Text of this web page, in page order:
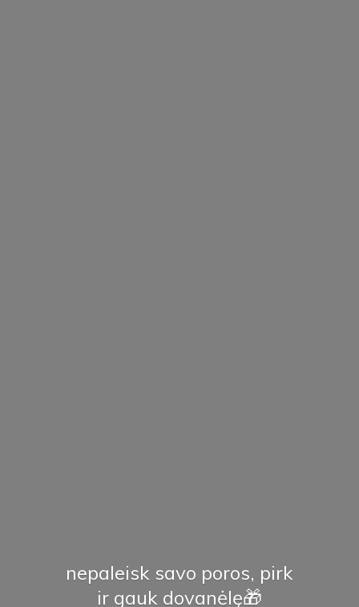
nepaleisk savo poros, pirk
ir gauk dovanėlę🎁